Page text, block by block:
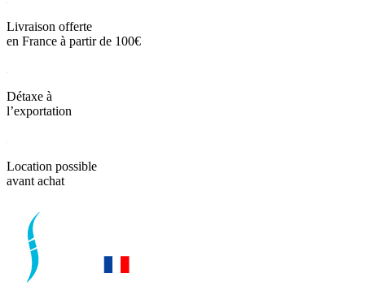
Livraison offerte
en France à partir de 100€
Détaxe à
l’exportation
Location possible
avant achat